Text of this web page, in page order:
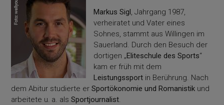
Markus Sigl, Jahrgang 1987,
verheiratet und Vater eines
Sohnes, stammt aus Willingen im
Sauerland. Durch den Besuch der
dortigen „Eliteschule des Sports“
kam er früh mit dem
Leistungssport in Berührung. Nach
dem Abitur studierte erSportökonomie und Romanistik und
arbeitete u. a. alsSportjournalist.